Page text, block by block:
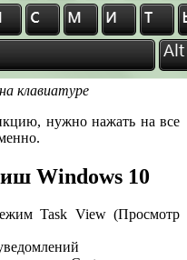
клавиатуре
нужно нажать на все
Windows 10
Task View (Просмотр